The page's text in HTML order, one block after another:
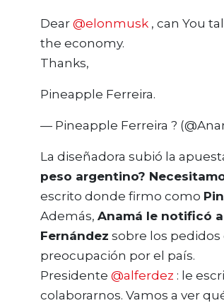
Dear @elonmusk , can You
the economy.
Thanks,
Pineapple Ferreira.
— Pineapple Ferreira ?
La diseñadora subió la
peso argentino?
escrito donde firmo como
Además, Anamá le notificó
Fernández sobre los
preocupación por el país.
Presidente @alferdez : le
colaborarnos. Vamos a ver